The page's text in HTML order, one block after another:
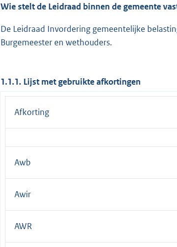
Wie stelt de Leidraad binnen de gemeente
De Leidraad Invordering gemeentelijke
Burgemeester en wethouders.
1.1.1. Lijst met gebruikte afkortingen
Afkorting
Awb
Awir
AWR